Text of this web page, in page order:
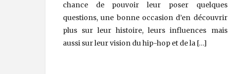
chance de pouvoir leur poser quelques
questions, une bonne occasion d’en découvrir
plus sur leur histoire, leurs influences mais
aussi sur leur vision du hip-hop et de la […]